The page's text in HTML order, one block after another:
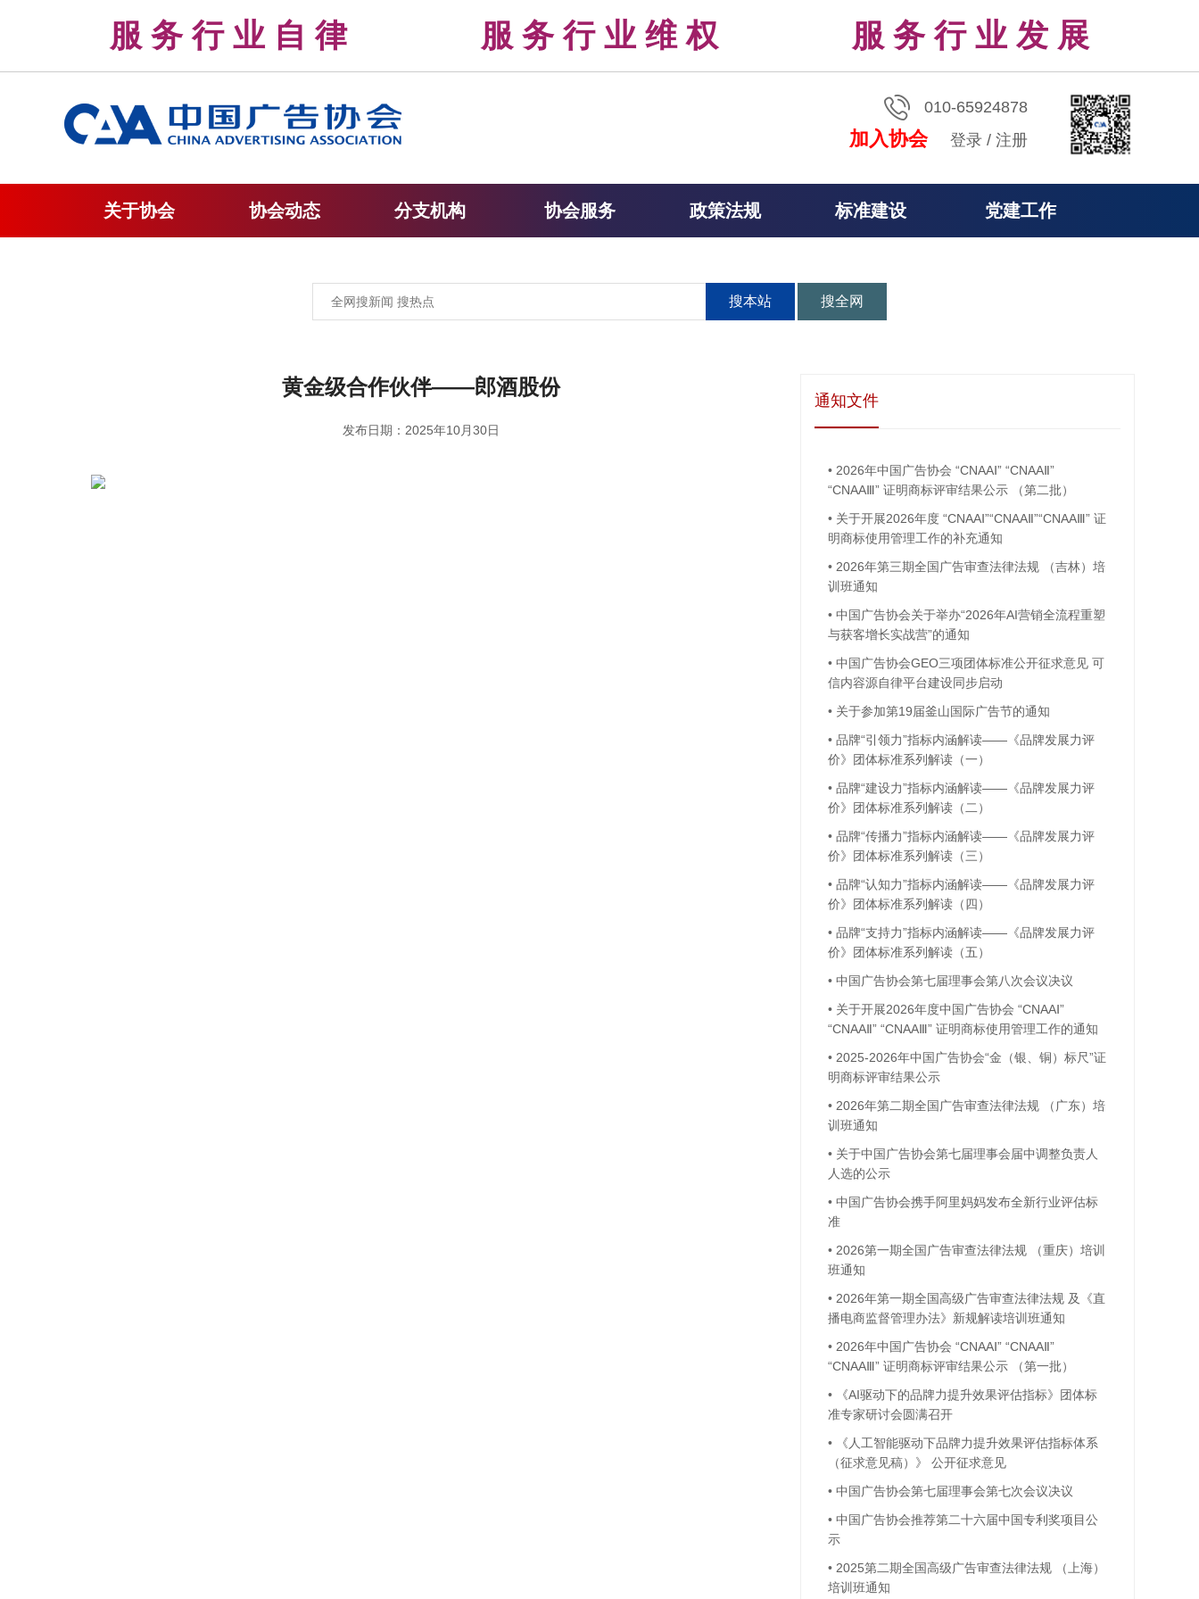
服 务 行 业 自 律 服 务 行 业 维 权 服 务 行 业 发 展
010-65924878
加入协会 登录 / 注册
关于协会 协会动态 分支机构 协会服务 政策法规 标准建设 党建工作
搜本站 搜全网
黄金级合作伙伴——郎酒股份
发布日期：2025年10月30日
通知文件
• 2026年中国广告协会 “CNAAⅠ” “CNAAⅡ”
“CNAAⅢ” 证明商标评审结果公示 （第二批）
• 关于开展2026年度 “CNAAⅠ”“CNAAⅡ”“CNAAⅢ” 证
明商标使用管理工作的补充通知
• 2026年第三期全国广告审查法律法规 （吉林）培
训班通知
• 中国广告协会关于举办“2026年AI营销全流程重塑
与获客增长实战营”的通知
• 中国广告协会GEO三项团体标准公开征求意见 可
信内容源自律平台建设同步启动
• 关于参加第19届釜山国际广告节的通知
• 品牌“引领力”指标内涵解读——《品牌发展力评
价》团体标准系列解读（一）
• 品牌“建设力”指标内涵解读——《品牌发展力评
价》团体标准系列解读（二）
• 品牌“传播力”指标内涵解读——《品牌发展力评
价》团体标准系列解读（三）
• 品牌“认知力”指标内涵解读——《品牌发展力评
价》团体标准系列解读（四）
• 品牌“支持力”指标内涵解读——《品牌发展力评
价》团体标准系列解读（五）
• 中国广告协会第七届理事会第八次会议决议
• 关于开展2026年度中国广告协会 “CNAAⅠ”
“CNAAⅡ” “CNAAⅢ” 证明商标使用管理工作的通知
• 2025-2026年中国广告协会“金（银、铜）标尺”证
明商标评审结果公示
• 2026年第二期全国广告审查法律法规 （广东）培
训班通知
• 关于中国广告协会第七届理事会届中调整负责人
人选的公示
• 中国广告协会携手阿里妈妈发布全新行业评估标
准
• 2026第一期全国广告审查法律法规 （重庆）培训
班通知
• 2026年第一期全国高级广告审查法律法规 及《直
播电商监督管理办法》新规解读培训班通知
• 2026年中国广告协会 “CNAAⅠ” “CNAAⅡ”
“CNAAⅢ” 证明商标评审结果公示 （第一批）
•
《AI驱动下的品牌力提升效果评估指标》团体标
准专家研讨会圆满召开
•
《人工智能驱动下品牌力提升效果评估指标体系
（征求意见稿）》 公开征求意见
• 中国广告协会第七届理事会第七次会议决议
• 中国广告协会推荐第二十六届中国专利奖项目公
示
• 2025第二期全国高级广告审查法律法规 （上海）
培训班通知